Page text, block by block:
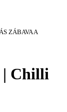
ZÁBAVA A
| Chilli